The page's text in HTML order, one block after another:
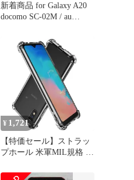
新着商品 for Galaxy A20
docomo SC-02M / au
SC-42A / SCV49 カバー
TPU ストラップホール付
属 ネックストラップ付
【whskyee】 黄変防止、
上質TPU クリア 全透
¥ 1,721
【特価セール】ストラッ
プホール 米軍MIL規格 カ
02M 衝撃吸収ポケット内